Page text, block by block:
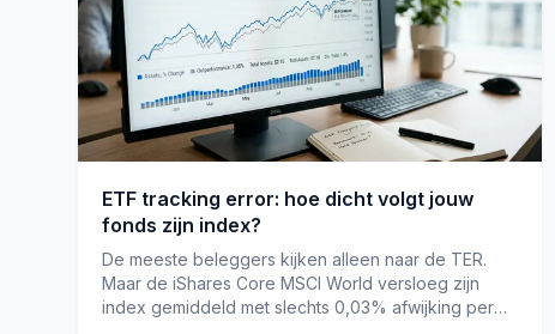
ETF tracking error: hoe dicht volgt jouw
fonds zijn index?
De meeste beleggers kijken alleen naar de TER.
Maar de iShares Core MSCI World versloeg zijn
index gemiddeld met slechts 0,03% afwijking per